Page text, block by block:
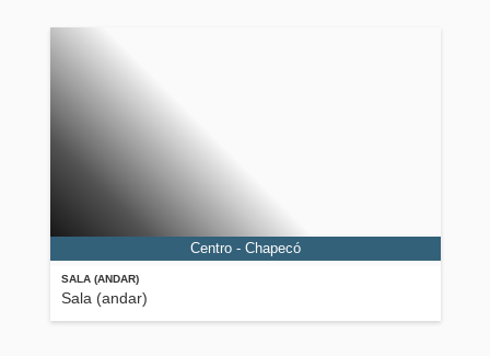
SALA (ANDAR)
Sala (andar)
Centro - Chapecó